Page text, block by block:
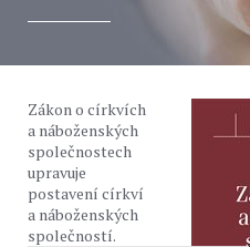
Zákon o církvích
a náboženských
společnostech
upravuje
postavení církví
a náboženských
společností.